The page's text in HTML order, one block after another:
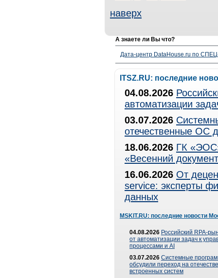
наверх
А знаете ли Вы что?
Дата-центр DataHouse.ru по
ITSZ.RU: последние
04.08.2026
автоматизации
03.07.2026
отечественные ОС
18.06.2026 ГК
«Весенний
16.06.2026 От
service: эксперты
данных
MSKIT.RU: последние новости
04.08.2026 Российский RPA-
от автоматизации задач к
процессами и AI
03.07.2026 Системные
обсудили переход на
встроенных систем